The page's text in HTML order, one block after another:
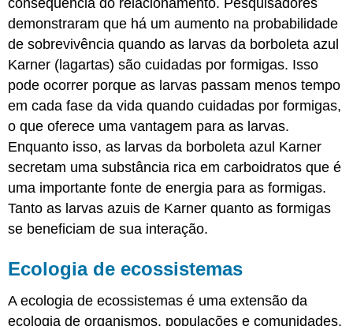
consequência do relacionamento. Pesquisadores
demonstraram que há um aumento na probabilidade
de sobrevivência quando as larvas da borboleta azul
Karner (lagartas) são cuidadas por formigas. Isso
pode ocorrer porque as larvas passam menos tempo
em cada fase da vida quando cuidadas por formigas,
o que oferece uma vantagem para as larvas.
Enquanto isso, as larvas da borboleta azul Karner
secretam uma substância rica em carboidratos que é
uma importante fonte de energia para as formigas.
Tanto as larvas azuis de Karner quanto as formigas
se beneficiam de sua interação.
Ecologia de ecossistemas
A ecologia de ecossistemas é uma extensão da
ecologia de organismos, populações e comunidades.